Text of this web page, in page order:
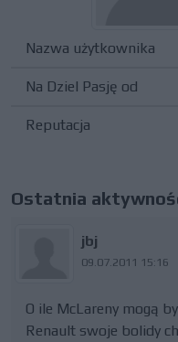
Nazwa użytkownika
Na Dziel Pasję od
Reputacja
Ostatnia
jbj
09.07.2011 15:16
O ile McLareny mogą
Renault swoje bolidy